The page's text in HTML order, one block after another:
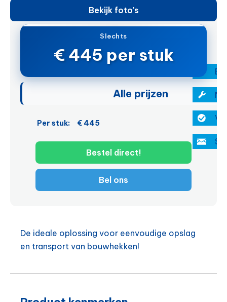
Bekijk foto's
Slechts
€ 445 per stuk
Alle prijzen
Per stuk: € 445
Bestel direct!
Bel ons
De ideale oplossing voor eenvoudige opslag
en transport van bouwhekken!